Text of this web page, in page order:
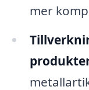
mer